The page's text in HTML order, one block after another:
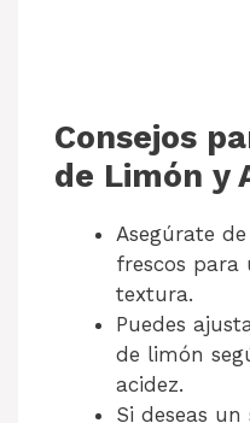
Consejos
de Limón y
Asegúrate
frescos para
textura.
Puedes
de limón
acidez.
Si deseas